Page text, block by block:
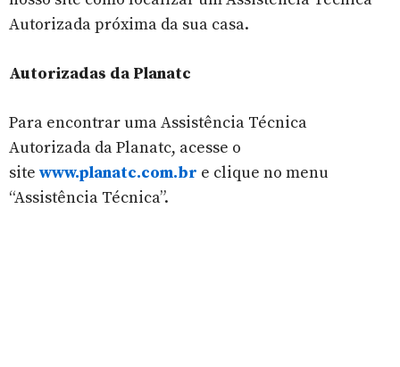
Autorizada próxima da sua casa.
Autorizadas da Planatc
Para encontrar uma Assistência Técnica
Autorizada da Planatc, acesse o
site www.planatc.com.br e clique no menu
“Assistência Técnica”.